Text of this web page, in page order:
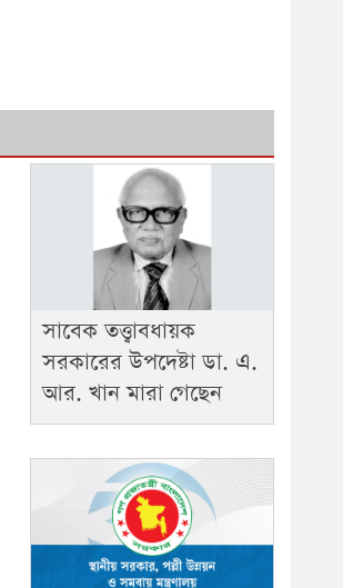
সাবেক তত্ত্বাবধায়ক
সরকারের উপদেষ্টা ডা. এ.
আর. খান মারা গেছেন